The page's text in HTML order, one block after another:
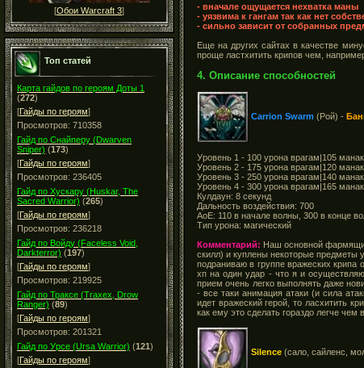
[Обои Warcraft 3]
Топ статей
Карта гайдов по героям Доты 1
(272)
[Гайды по героям]
Просмотров: 710358
Гайд по Снайперу (Dwarven
Sniper) (173)
[Гайды по героям]
Просмотров: 236405
Гайд по Хускару (Huskar, The
Sacred Warrior) (265)
[Гайды по героям]
Просмотров: 236218
Гайд по Войду (Faceless Void,
Darkterror) (197)
[Гайды по героям]
Просмотров: 219925
Гайд по Траксе (Traxex, Drow
Ranger) (89)
[Гайды по героям]
Просмотров: 201321
Гайд по Урсе (Ursa Warrior) (121)
[Гайды по героям]
- вначале ощущается нехватка маны
- уязвима к гангам так как нет
- сильно зависит от собранных
Еще на других сайтах в качестве
проще ластхитить крипов чем,
4. Описание способностей
Carrion Swarm (Рой) -
Уровень 1 - 100 урона врагам|105
Уровень 2 - 175 урона врагам|120
Уровень 3 - 250 урона врагам|140
Уровень 4 - 300 урона врагам|165
Кулдаун: 8 секунд
Дальность воздействия: 700
АоЕ: 110 в начале волны, 300 в конце
Тип урона: магический
Комментарий: Наш основной
скилл) и куплены некоторые
подраниваю в группе вражеских крипа
хп на один удар - что я и
прием очень легко выполнять даже
- все таки анимация атаки (и сила
идет вражеский герой, то ласхитить
как ему это сделать гораздо легче чем
Silence (сало, сайленс,